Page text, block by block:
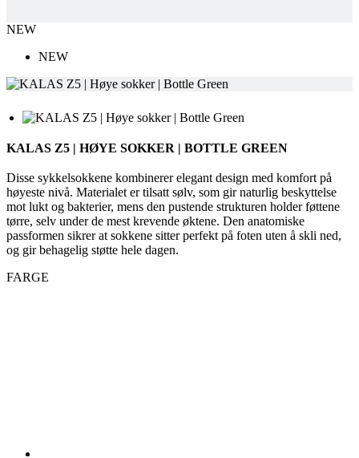
KALAS Z5 | HØYE SOKKER | BOTTLE GREEN
Disse sykkelsokkene kombinerer elegant design med komfort på
høyeste nivå. Materialet er tilsatt sølv, som gir naturlig beskyttelse
tørre, selv under de mest krevende øktene. Den anatomiske
og gir behagelig støtte hele dagen.
FARGE